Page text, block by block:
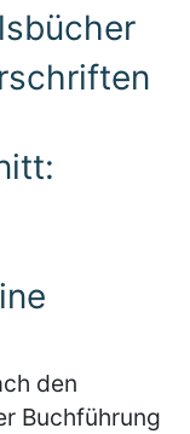
den
Buchführung